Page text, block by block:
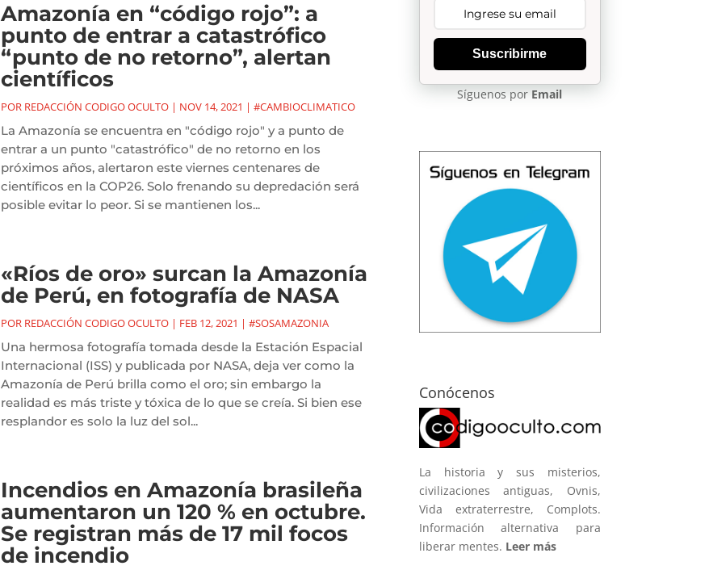
Amazonía en “código rojo”: a
punto de entrar a catastrófico
“punto de no retorno”, alertan
científicos
POR REDACCIÓN CODIGO OCULTO| NOV 14, 2021 | #CAMBIOCLIMATICO
La Amazonía se encuentra en "código rojo" y a punto de
entrar a un punto "catastrófico" de no retorno en los
próximos años, alertaron este viernes centenares de
científicos en la COP26. Solo frenando su depredación será
posible evitar lo peor. Si se mantienen los...
«Ríos de oro» surcan la Amazonía
de Perú, en fotografía de NASA
POR REDACCIÓN CODIGO OCULTO| FEB 12, 2021 | #SOSAMAZONIA
Una hermosa fotografía tomada desde la Estación Espacial
Internacional (ISS) y publicada por NASA, deja ver como la
Amazonía de Perú brilla como el oro; sin embargo la
realidad es más triste y tóxica de lo que se creía. Si bien ese
resplandor es solo la luz del sol...
Incendios en Amazonía brasileña
aumentaron un 120 % en octubre.
Se registran más de 17 mil focos
de incendio
Suscribirme
Síguenos por Email
Conócenos
La historia y sus misterios,
civilizaciones antiguas, Ovnis,
Vida extraterrestre, Complots.
Información alternativa para
liberar mentes. Leer más